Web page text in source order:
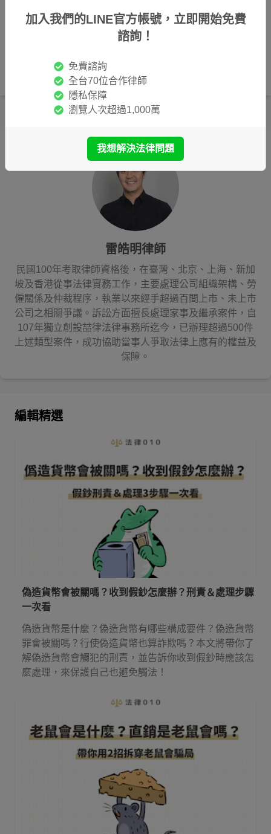
著作權由「喆律法律事務所」所有，非經正式書面授權，不
得任意使用。
文章資料內容僅供參考，不宜直接引用為主張或訴訟用途，
法令具時效性，文章內容及所引用資料，請自行查核法令動
態及現行有效之實務見解。
雷皓明律師
民國100年考取律師資格後，在臺灣、北京、上海、新加
坡及香港從事法律實務工作，主要處理公司組織架構、勞
僱關係及仲裁程序，執業以來經手超過百間上市、未上市
公司之相關爭議。訴訟方面擅長處理家事及繼承案件，自
107年獨立創設喆律法律事務所迄今，已辦理超過500件
上述類型案件，成功協助當事人爭取法律上應有的權益及
保障。
編輯精選
偽造貨幣會被關嗎？收到假鈔怎麼辦？刑責＆處理步驟
一次看
偽造貨幣是什麼？偽造貨幣有哪些構成要件？偽造貨幣
罪會被關嗎？行使偽造貨幣也算詐欺嗎？本文將帶你了
解偽造貨幣會觸犯的刑責，並告訴你收到假鈔時應該怎
麼處理，來保護自己也避免觸法！
加入我們的LINE官方帳號，立即開始免費
諮詢！
免費諮詢
全台70位合作律師
隱私保障
瀏覽人次超過1,000萬
我想解決法律問題